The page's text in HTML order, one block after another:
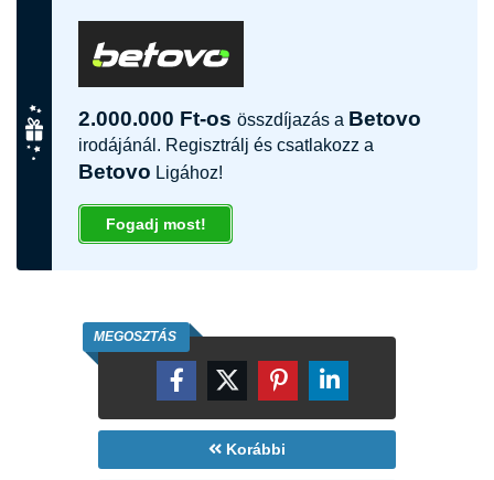
2.000.000 Ft-os összdíjazás a Betovo
irodájánál. Regisztrálj és csatlakozz a
Betovo Ligához!
Fogadj most!
MEGOSZTÁS
Korábbi